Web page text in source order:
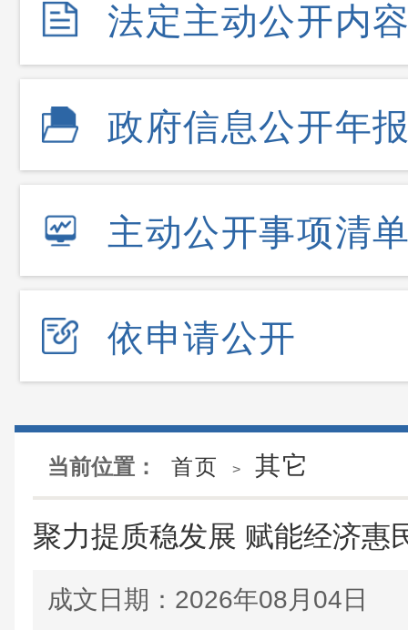
法定主动公开内
政府信息公开年
主动公开事项清
依申请公开
当前位置： 首页 > 其它
聚力提质稳发展 赋能经济惠
成文日期： 2026年08月04日